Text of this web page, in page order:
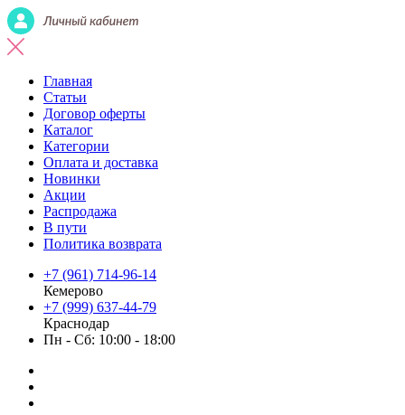
Главная
Статьи
Договор оферты
Каталог
Категории
Оплата и доставка
Новинки
Акции
Распродажа
В пути
Политика возврата
+7 (961) 714-96-14
Кемерово
+7 (999) 637-44-79
Краснодар
Пн - Сб: 10:00 - 18:00